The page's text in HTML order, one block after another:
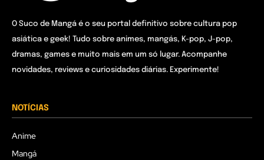
O Suco de Mangá é o seu portal definitivo sobre cultura pop
asiática e geek! Tudo sobre animes, mangás, K-pop, J-pop,
dramas, games e muito mais em um só lugar. Acompanhe
novidades, reviews e curiosidades diárias. Experimente!
NOTÍCIAS
Anime
Mangá